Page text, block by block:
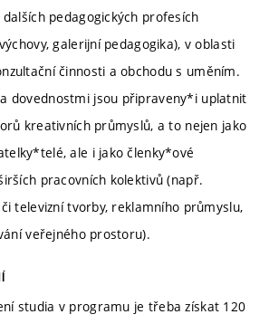
pedagogických profesích
galerijní pedagogika), v oblasti
činnosti a obchodu s uměním.
dovednostmi jsou připraveny*i uplatnit
kreativních průmyslů, a to nejen jako
ale i jako členky*ové
pracovních kolektivů (např.
televizní tvorby, reklamního průmyslu,
veřejného prostoru).
studia v programu je třeba získat 120